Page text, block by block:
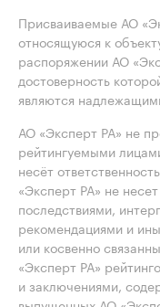
Присваиваемые АО
относящуюся к
распоряжении АО
достоверность
являются
АО «Эксперт РА» не
рейтингуемыми
несёт
«Эксперт РА» не
последствиями,
рекомендациями и
или косвенно
«Эксперт РА»
и заключениями,